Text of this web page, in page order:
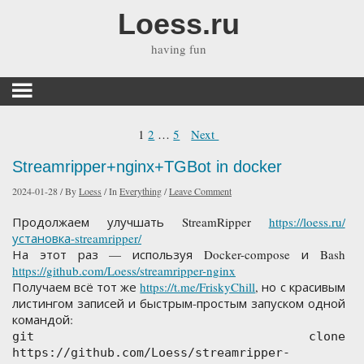
Loess.ru
having fun
1 2 … 5 Next
Streamripper+nginx+TGBot in docker
2024-01-28/ByLoess /In Everything/Leave Comment
Продолжаем улучшать StreamRipper https://loess.ru/
установка-streamripper/
На этот раз — используя Docker-compose и Bash
https://github.com/Loess/streamripper-nginx
Получаем всё тот жеhttps://t.me/FriskyChill, но с красивым
листингом записей и быстрым-простым запуском одной
командой:
git clone
https://github.com/Loess/streamripper-